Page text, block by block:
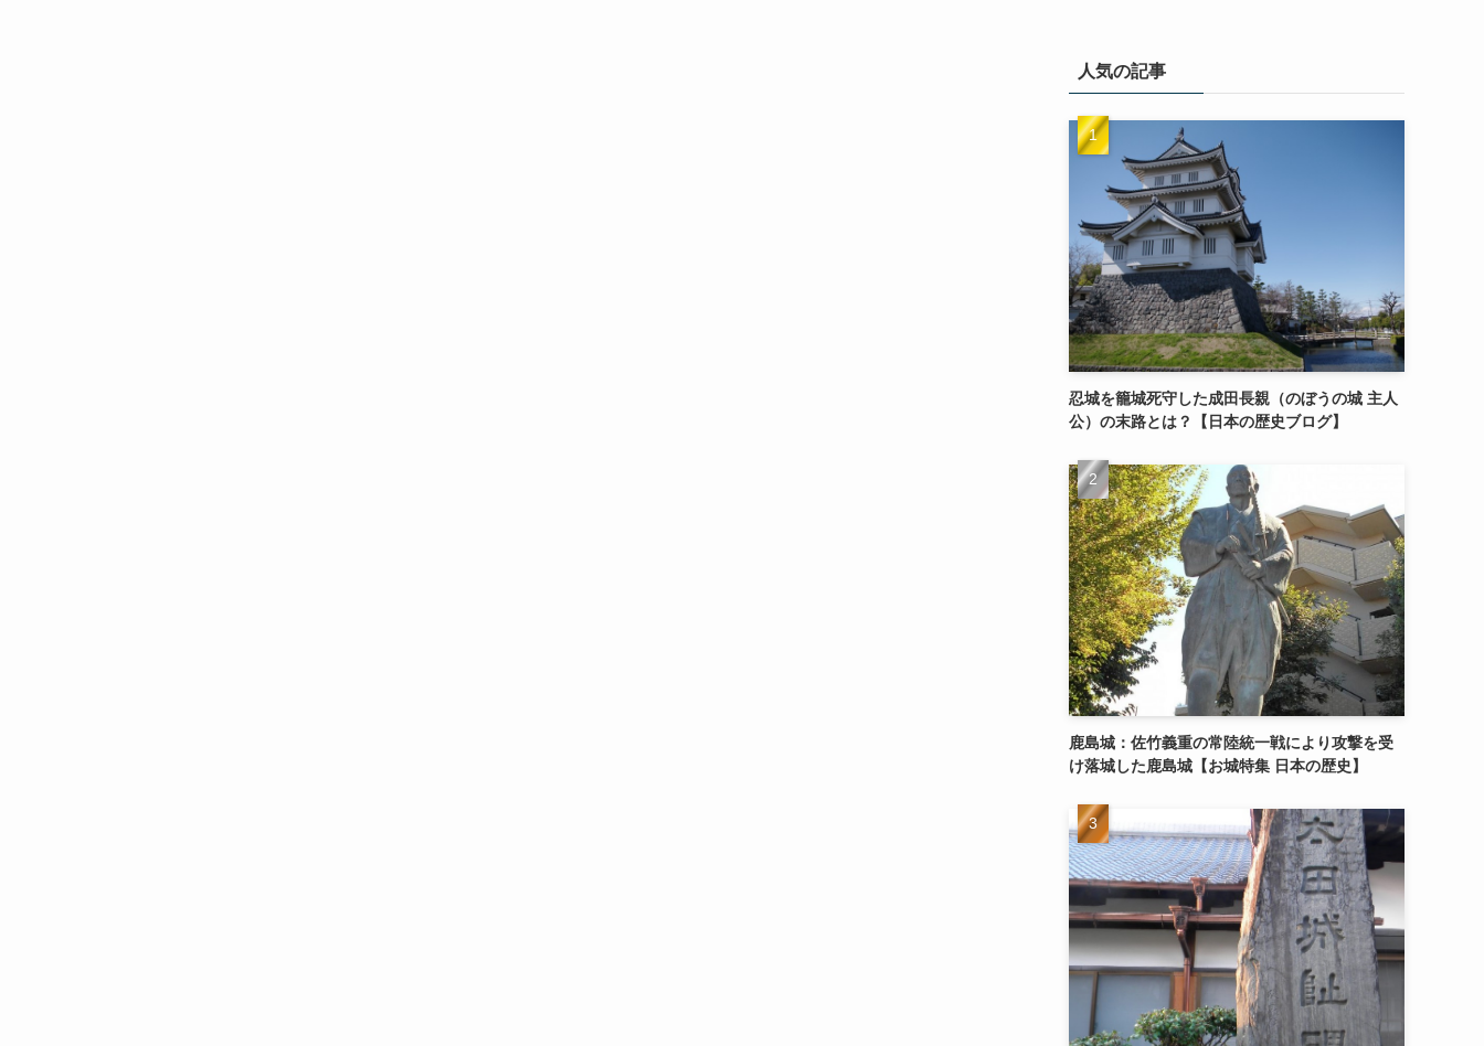
人気の記事
忍城を籠城死守した成田長親（のぼうの城 主人
公）の末路とは？【日本の歴史ブログ】
鹿島城：佐竹義重の常陸統一戦により攻撃を受
け落城した鹿島城【お城特集 日本の歴史】